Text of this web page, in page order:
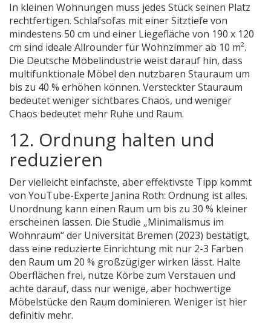
In kleinen Wohnungen muss jedes Stück seinen Platz
rechtfertigen. Schlafsofas mit einer Sitztiefe von
mindestens 50 cm und einer Liegefläche von 190 x 120
cm sind ideale Allrounder für Wohnzimmer ab 10 m².
Die Deutsche Möbelindustrie weist darauf hin, dass
multifunktionale Möbel den nutzbaren Stauraum um
bis zu 40 % erhöhen können. Versteckter Stauraum
bedeutet weniger sichtbares Chaos, und weniger
Chaos bedeutet mehr Ruhe und Raum.
12. Ordnung halten und
reduzieren
Der vielleicht einfachste, aber effektivste Tipp kommt
von YouTube-Experte Janina Roth: Ordnung ist alles.
Unordnung kann einen Raum um bis zu 30 % kleiner
erscheinen lassen. Die Studie „Minimalismus im
Wohnraum“ der Universität Bremen (2023) bestätigt,
dass eine reduzierte Einrichtung mit nur 2-3 Farben
den Raum um 20 % großzügiger wirken lässt. Halte
Oberflächen frei, nutze Körbe zum Verstauen und
achte darauf, dass nur wenige, aber hochwertige
Möbelstücke den Raum dominieren. Weniger ist hier
definitiv mehr.